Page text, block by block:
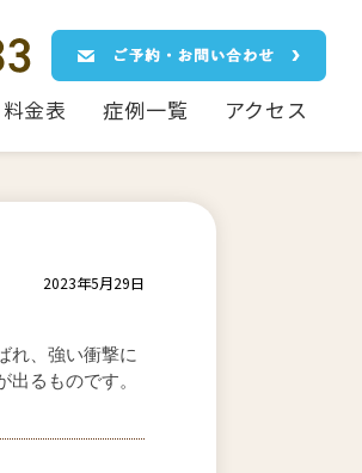
料金表 症例一覧 アクセス
2023年5月29日
れ、強い衝撃に
出るものです。